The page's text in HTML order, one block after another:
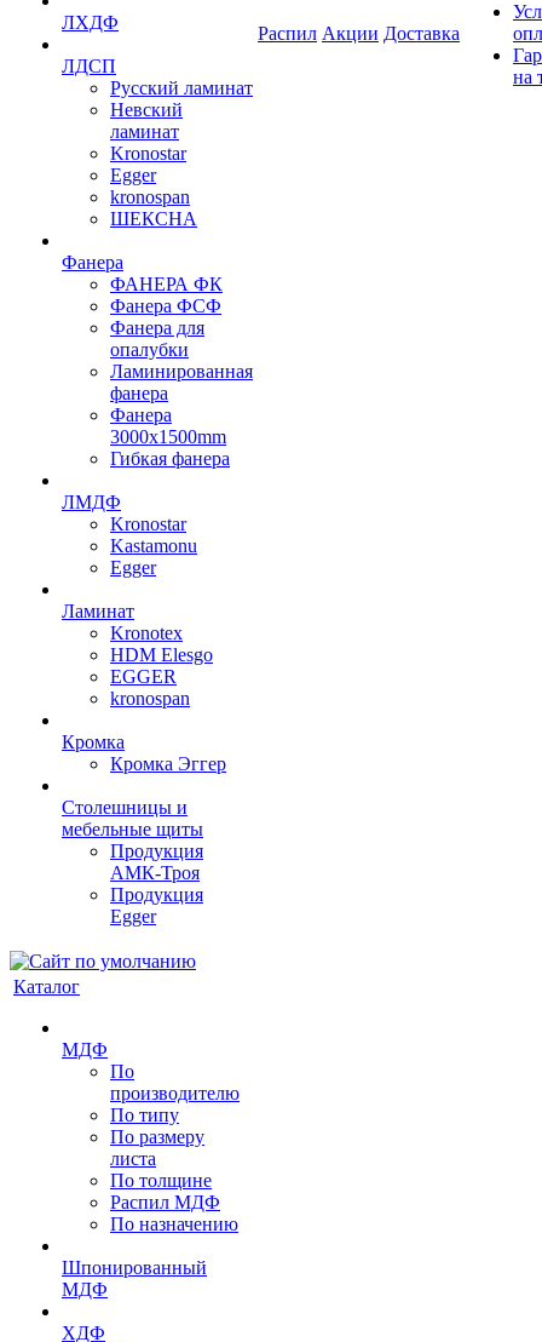
ЛХДФ
ЛДСП
Русский ламинат
Невский
ламинат
Kronostar
Egger
kronospan
ШЕКСНА
Фанера
ФАНЕРА ФК
Фанера ФСФ
Фанера для
опалубки
Ламинированная
фанера
Фанера
3000х1500mm
Гибкая фанера
ЛМДФ
Kronostar
Kastamonu
Egger
Ламинат
Kronotex
HDM Elesgo
EGGER
kronospan
Кромка
Кромка Эггер
Столешницы и
мебельные щиты
Продукция
АМК-Троя
Продукция
Egger
Распил Акции Доставка
на
Каталог
МДФ
По
производителю
По типу
По размеру
листа
По толщине
Распил МДФ
По назначению
Шпонированный
МДФ
ХДФ